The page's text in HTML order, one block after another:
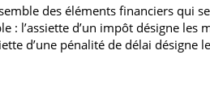
des éléments financiers qui
: l’assiette d’un impôt désigne les
d’une pénalité de délai